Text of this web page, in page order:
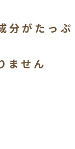
分がたっ
ません